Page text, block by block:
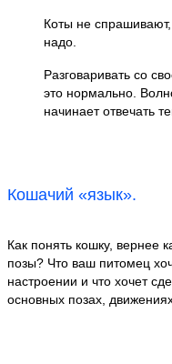
Коты не
надо.
Разговаривать со
это нормально.
начинает отвечать
Кошачий «язык».
Как понять кошку, вернее
позы? Что ваш питомец
настроении и что хочет
основных позах,